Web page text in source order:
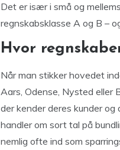
Det er især i små og
regnskabsklasse A og B –
Hvor
Når man stikker hovedet
Aars, Odense, Nysted eller
der kender deres kunder
handler om sort tal på
nemlig ofte ind som